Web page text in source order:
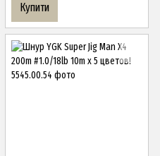
Купити